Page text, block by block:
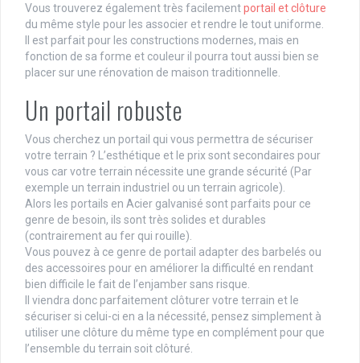
Vous trouverez également très facilementportail et clôture
du même style pour les associer et rendre le tout uniforme.
Il est parfait pour les constructions modernes, mais en
fonction de sa forme et couleur il pourra tout aussi bien se
placer sur une rénovation de maison traditionnelle.
Un portail robuste
Vous cherchez un portail qui vous permettra de sécuriser
votre terrain ? L’esthétique et le prix sont secondaires pour
vous car votre terrain nécessite une grande sécurité (Par
exemple un terrain industriel ou un terrain agricole).
Alors les portails en Acier galvanisé sont parfaits pour ce
genre de besoin, ils sont très solides et durables
(contrairement au fer qui rouille).
Vous pouvez à ce genre de portail adapter des barbelés ou
des accessoires pour en améliorer la difficulté en rendant
bien difficile le fait de l’enjamber sans risque.
Il viendra donc parfaitement clôturer votre terrain et le
sécuriser si celui-ci en a la nécessité, pensez simplement à
utiliser une clôture du même type en complément pour que
l’ensemble du terrain soit clôturé.